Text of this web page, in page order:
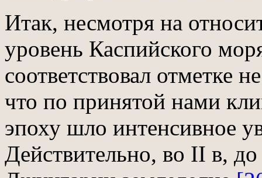
Итак, несмотря на
уровень Каспийского
соответствовал отметке
что по принятой нами
эпоху шло интенсивное
Действительно, во II в,